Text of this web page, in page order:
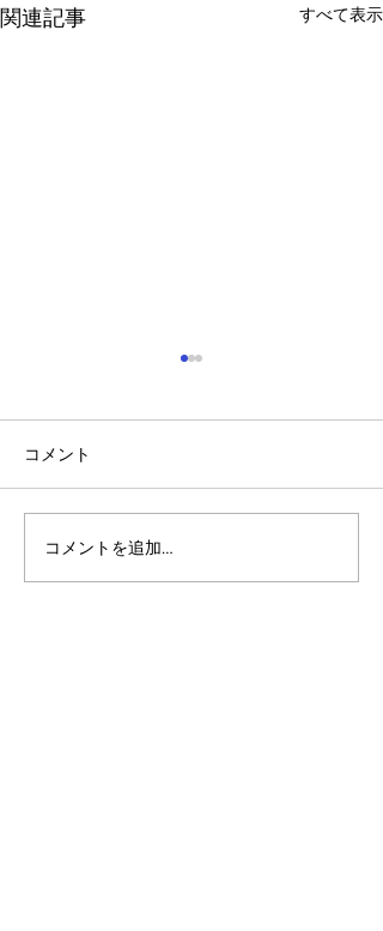
関連記事 すべて表示
アルゴランドのポスト量
子暗号（PQC）ロードマ
コメント
コメントを追加…